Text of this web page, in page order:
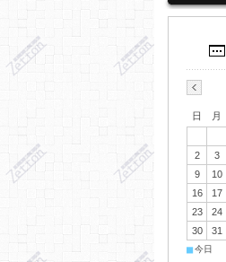
日 月
2
3
9
10
16
17
23
24
30
31
■今日